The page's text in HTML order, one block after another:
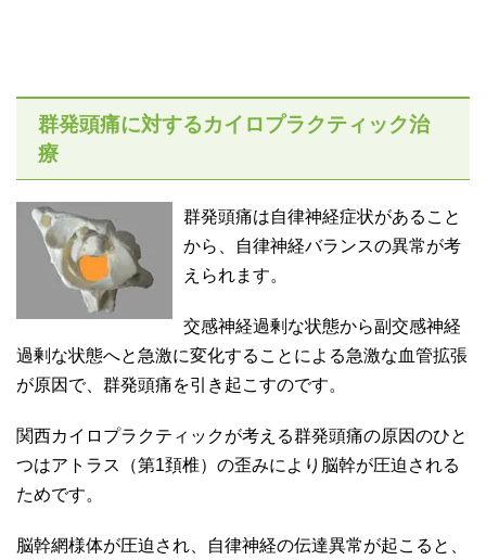
群発頭痛に対するカイロプラクティック治
療
群発頭痛は自律神経症状があること
から、自律神経バランスの異常が考
えられます。
交感神経過剰な状態から副交感神経
過剰な状態へと急激に変化することによる急激な血管拡張
が原因で、群発頭痛を引き起こすのです。
関西カイロプラクティックが考える群発頭痛の原因のひと
つはアトラス（第1頚椎）の歪みにより脳幹が圧迫される
ためです。
脳幹網様体が圧迫され、自律神経の伝達異常が起こると、